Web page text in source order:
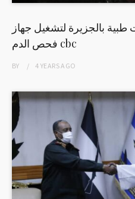
طبية بالجزيرة لتشغيل جهاز
فحص الدم cbc
BY 4 YEARSAGO